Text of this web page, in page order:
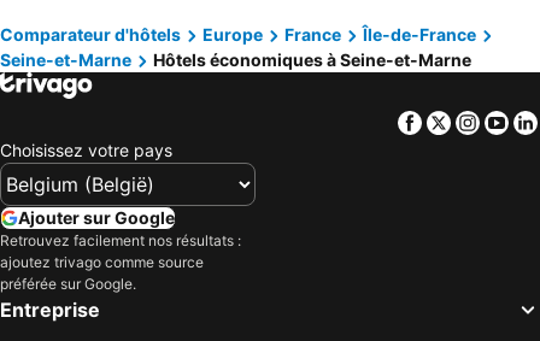
Moxy Paris Val d’Europe
Ki Space Hotel & Spa
Disney Hotel New York - The Art of Marvel
Disneyland Hotel
ibis budget Marne la Vallée Val d'Europe
Hotel l'Elysee Val d'Europe
ibis budget Marne la Vallée Pontault Combault
ibis budget Marne la Vallée
Novotel Marne-la-Vallée Collégien
Hôtel Dali Paris Val D'Europe Tapestry Collection By Hilton
Staycity Aparthotels next to Disneyland Paris
Comparateur d'hôtels Europe France
Île-de-France
Seine-et-Marne
Hôtels économiques à Seine-et-Marne
Facebook
Twitter
Choisissez votre pays
Ajouter sur Google
Retrouvez facilement nos résultats :
ajoutez trivago comme source
préférée sur Google.
Entreprise